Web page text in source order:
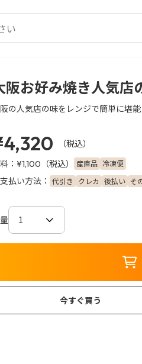
に登録
阪お好み焼き人気店
の人気店の味をレンジで簡単に堪能
（税込）
： ¥1,100 （税込） 産直品 冷凍便
払い方法： 代引き クレカ 後払い そ
今すぐ買う